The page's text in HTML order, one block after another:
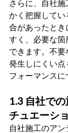
さらに、自社
かく把握して
合があったと
すく、必要な
できます。不
発生しにくい
フォーマンスに
1.3 自社で
チュエーシ
自社施工のアン